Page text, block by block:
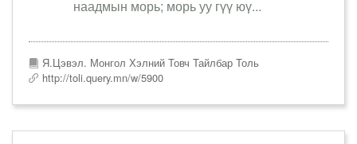
наадмын морь; морь уу гүү юү...
Я.Цэвэл. Монгол Хэлний Товч Тайлбар Толь
http://toli.query.mn/w/5900